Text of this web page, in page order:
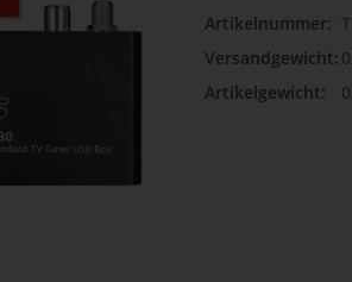
Artikelnummer:
Versandgewicht:
Artikelgewicht: